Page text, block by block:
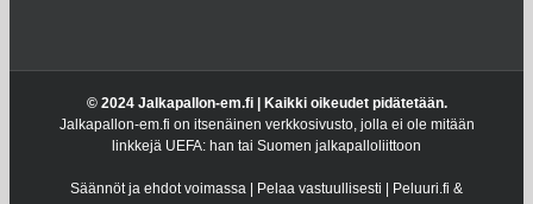
© 2024 Jalkapallon-em.fi | Kaikki oikeudet pidätetään.
Jalkapallon-em.fi on itsenäinen verkkosivusto, jolla ei ole mitään
linkkejä UEFA: han tai Suomen jalkapalloliittoon
Säännöt ja ehdot voimassa | Pelaa vastuullisesti | Peluuri.fi &